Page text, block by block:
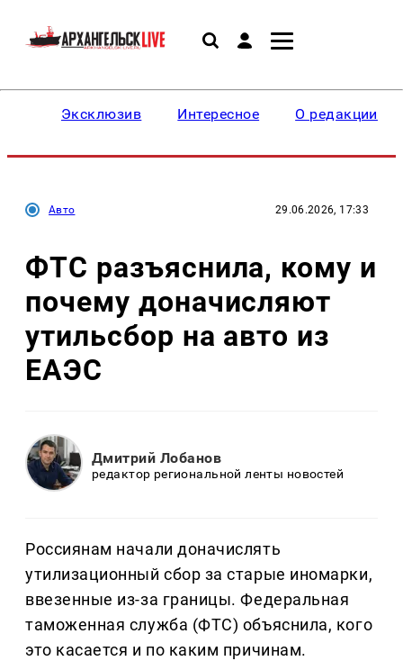
Эксклюзив Интересное О редакции
Авто 29.06.2026, 17:33
ФТС разъяснила, кому и
почему доначисляют
утильсбор на авто из
ЕАЭС
Дмитрий Лобанов
редактор региональной ленты новостей
Россиянам начали доначислять
утилизационный сбор за старые иномарки,
ввезенные из-за границы. Федеральная
таможенная служба (ФТС) объяснила, кого
это касается и по каким причинам.